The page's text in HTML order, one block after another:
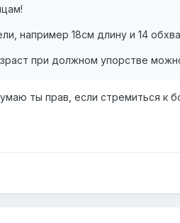
например 18см длину и 14
при должном упорстве
ты прав, если стремиться к